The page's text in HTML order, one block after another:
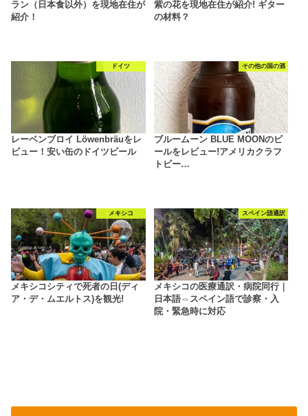
ラン（日本食以外）を現地在住が
紹介！
紫の花を現地在住が紹介! ギター
の材料？
ドイツ
レーベンブロイ Löwenbräuをレ
ビュー！安い缶のドイツビール
その他の国の酒
ブルームーン BLUE MOONのビ
ールをレビュー!アメリカクラフ
トビー…
メキシコ
メキシコシティで死者の日(ディ
ア・デ・ムエルトス)を観光!
スペイン語通訳
メキシコの医療通訳・病院同行｜
日本語⇔スペイン語で診察・入
院・緊急時に対応